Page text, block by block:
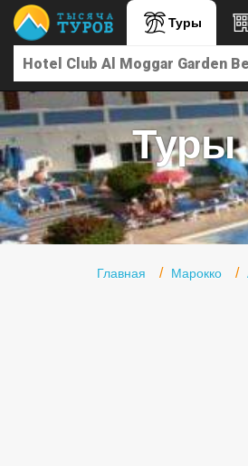
Туры
Туры
Главная Марокко
Главная
Туры в Турцию
Туры в Египет
Туры в ОАЭ
Офис г. Москва